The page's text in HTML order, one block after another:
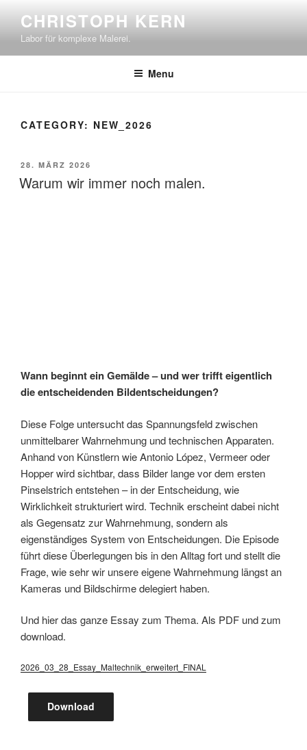
content
CHRISTOPH KERN
Labor für komplexe Malerei.
Menu
CATEGORY: NEW_2026
POSTED
ON
28. MÄRZ 2026
Warum wir immer noch malen.
Wann beginnt ein Gemälde – und wer trifft eigentlich
die entscheidenden Bildentscheidungen?
Diese Folge untersucht das Spannungsfeld zwischen
unmittelbarer Wahrnehmung und technischen Apparaten.
Anhand von Künstlern wie Antonio López, Vermeer oder
Hopper wird sichtbar, dass Bilder lange vor dem ersten
Pinselstrich entstehen – in der Entscheidung, wie
Wirklichkeit strukturiert wird. Technik erscheint dabei nicht
als Gegensatz zur Wahrnehmung, sondern als
eigenständiges System von Entscheidungen. Die Episode
führt diese Überlegungen bis in den Alltag fort und stellt die
Frage, wie sehr wir unsere eigene Wahrnehmung längst an
Kameras und Bildschirme delegiert haben.
Und hier das ganze Essay zum Thema. Als PDF und zum
download.
2026_03_28_Essay_Maltechnik_erweitert_FINAL
Download